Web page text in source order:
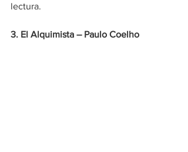
lectura.
3. El Alquimista – Paulo Coelho